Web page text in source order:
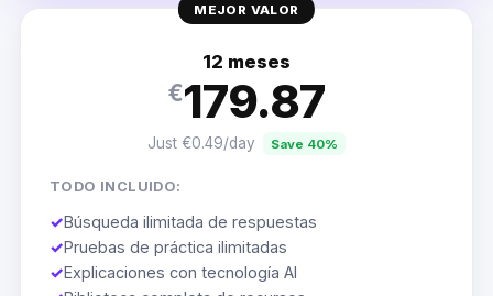
MEJOR VALOR
12 meses
€179.87
Just €0.49/day Save 40%
TODO INCLUIDO:
✓Búsqueda ilimitada de respuestas
✓Pruebas de práctica ilimitadas
✓Explicaciones con tecnología AI